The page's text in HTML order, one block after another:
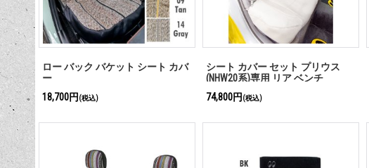
ロー バック バケット シート カバ
ー
18,700円 (税込)
シート カバー セット プリウス
(NHW20系)専用 リア ベンチ
74,800円 (税込)